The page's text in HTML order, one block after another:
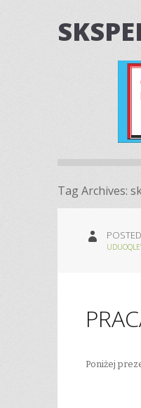
Tag Archives:
Poniżej